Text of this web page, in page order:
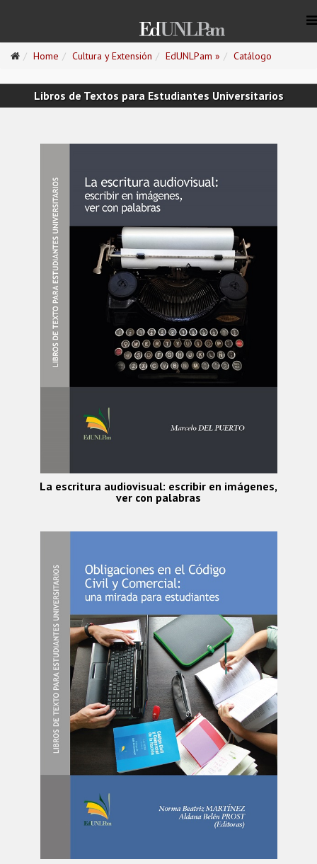
Home Cultura y Extensión EdUNLPam » Catálogo
Libros de Textos para Estudiantes Universitarios
La escritura audiovisual: escribir en imágenes,
ver con palabras